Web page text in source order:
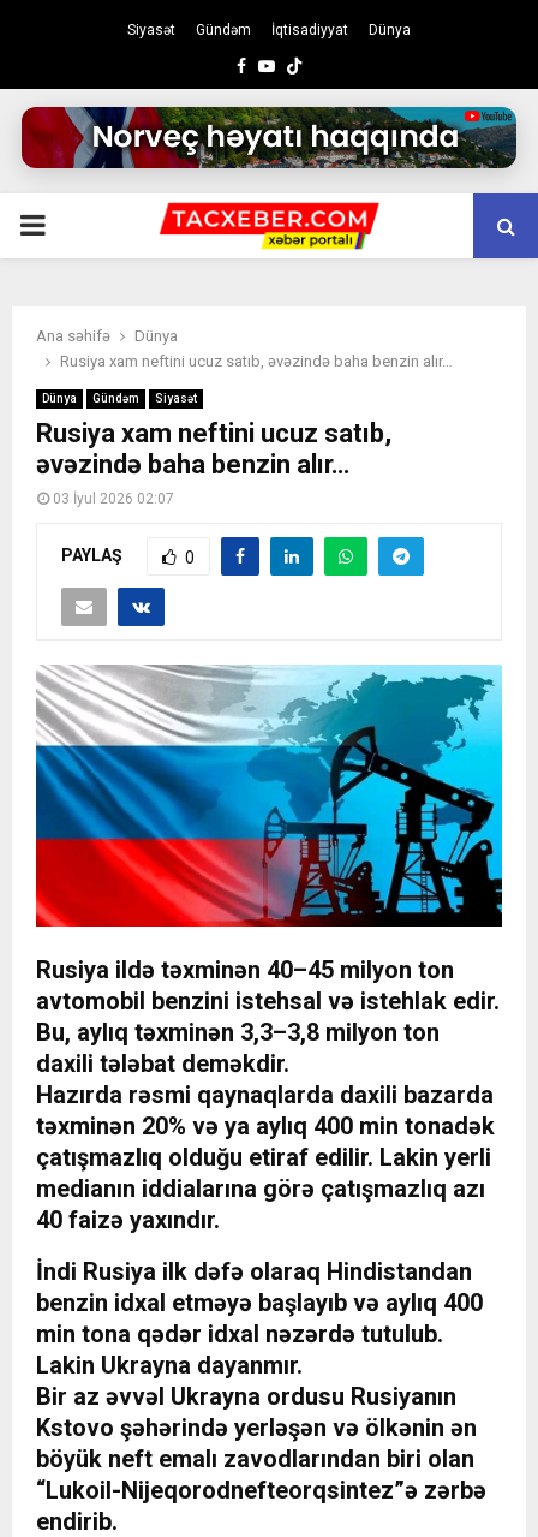
Siyasət Gündəm İqtisadiyyat Dünya
Facebook
Youtube
PRIMARY
Ana səhifə
Dünya
Rusiya xam neftini ucuz satıb, əvəzində baha benzin alır…
Dünya Gündəm Siyasət
Rusiya xam neftini ucuz satıb,
əvəzində baha benzin alır…
03 İyul 2026 02:07
PAYLAŞ 0
Rusiya ildə təxminən 40–45 milyon ton
avtomobil benzini istehsal və istehlak edir.
Bu, aylıq təxminən 3,3–3,8 milyon ton
daxili tələbat deməkdir.
Hazırda rəsmi qaynaqlarda daxili bazarda
təxminən 20% və ya aylıq 400 min tonadək
çatışmazlıq olduğu etiraf edilir. Lakin yerli
medianın iddialarına görə çatışmazlıq azı
40 faizə yaxındır.
İndi Rusiya ilk dəfə olaraq Hindistandan
benzin idxal etməyə başlayıb və aylıq 400
min tona qədər idxal nəzərdə tutulub.
Lakin Ukrayna dayanmır.
Bir az əvvəl Ukrayna ordusu Rusiyanın
Kstovo şəhərində yerləşən və ölkənin ən
böyük neft emalı zavodlarından biri olan
“Lukoil-Nijeqorodnefteorqsintez”ə zərbə
endirib.